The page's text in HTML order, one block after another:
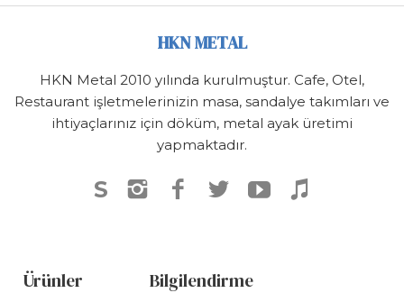
HKN METAL
HKN Metal 2010 yılında kurulmuştur. Cafe, Otel,
Restaurant işletmelerinizin masa, sandalye takımları ve
ihtiyaçlarınız için döküm, metal ayak üretimi
yapmaktadır.
S
Ürünler Bilgilendirme